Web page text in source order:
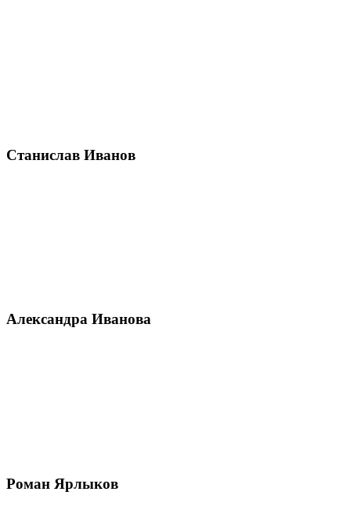
Станислав Иванов
Александра Иванова
Роман Ярлыков